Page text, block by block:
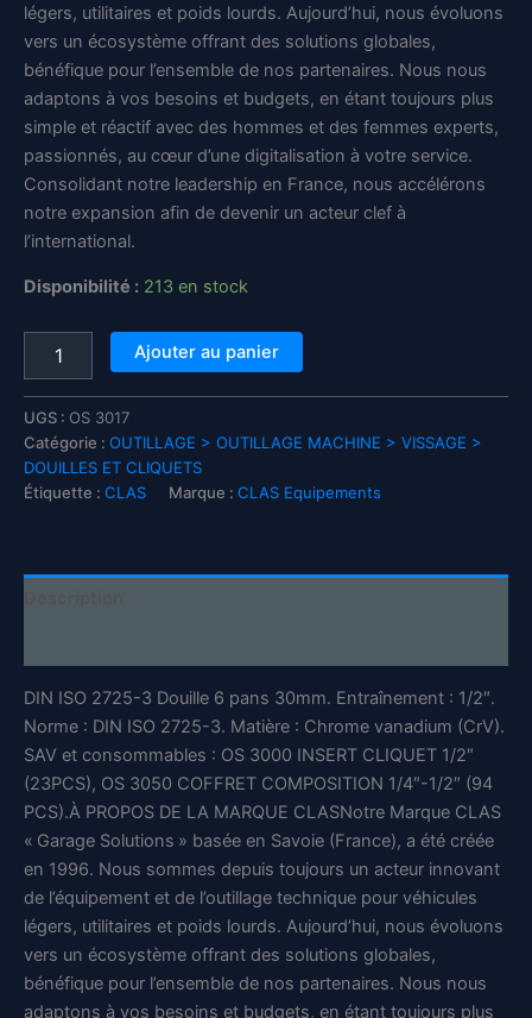
légers, utilitaires et poids lourds. Aujourd’hui, nous évoluons
vers un écosystème offrant des solutions globales,
bénéfique pour l’ensemble de nos partenaires. Nous nous
adaptons à vos besoins et budgets, en étant toujours plus
simple et réactif avec des hommes et des femmes experts,
passionnés, au cœur d’une digitalisation à votre service.
Consolidant notre leadership en France, nous accélérons
notre expansion afin de devenir un acteur clef à
l’international.
Disponibilité : 213 en stock
6
pans
30mm
1/2"
CrV
2725-
-
CLAS
Equipements
Ajouter au panier
UGS : OS 3017
Catégorie : OUTILLAGE > OUTILLAGE MACHINE > VISSAGE >
DOUILLES ET CLIQUETS
Étiquette : CLAS Marque : CLAS Equipements
DIN ISO 2725-3 Douille 6 pans 30mm. Entraînement : 1/2″.
Norme : DIN ISO 2725-3. Matière : Chrome vanadium (CrV).
SAV et consommables : OS 3000 INSERT CLIQUET 1/2″
(23PCS), OS 3050 COFFRET COMPOSITION 1/4″-1/2″ (94
PCS).À PROPOS DE LA MARQUE CLASNotre Marque CLAS
« Garage Solutions » basée en Savoie (France), a été créée
en 1996. Nous sommes depuis toujours un acteur innovant
de l’équipement et de l’outillage technique pour véhicules
légers, utilitaires et poids lourds. Aujourd’hui, nous évoluons
vers un écosystème offrant des solutions globales,
bénéfique pour l’ensemble de nos partenaires. Nous nous
adaptons à vos besoins et budgets, en étant toujours plus